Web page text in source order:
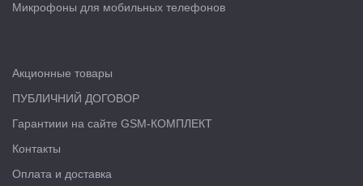
Микрофоны для мобильных телефонов
Акционные товары
ПУБЛИЧНИЙ ДОГОВОР
Гарантиии на сайте GSM-КОМПЛЕКТ
Контакты
Оплата и доставка